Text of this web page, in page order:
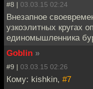
#8 | 03.03.15 02:24
Внезапное
узкоэлитных кругах
единомышленника
Goblin »
#9 | 03.03.15 02:26
Кому: kishkin, #7